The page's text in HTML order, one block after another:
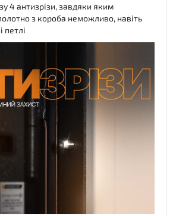
4 антизрізи, завдяки яким
з короба неможливо, навіть
петлі